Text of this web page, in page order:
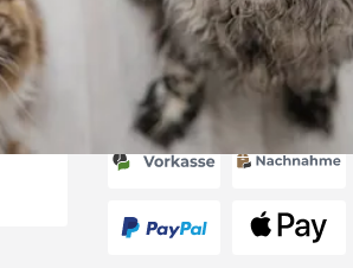
Akzeptierte